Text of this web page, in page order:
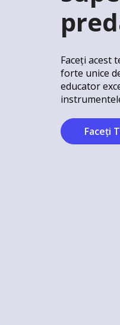
Faceți acest
forte unice
educator
Faceți